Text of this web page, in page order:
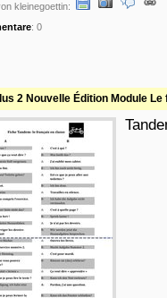
kleinegoettin:
: 0
2 Nouvelle Édition Module